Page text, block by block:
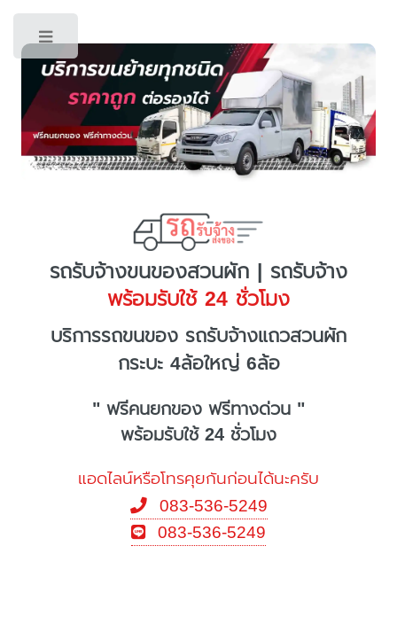
รถรับจ้างขนของสวนผัก | รถรับจ้าง
พร้อมรับใช้ 24 ชั่วโมง
บริการรถขนของ รถรับจ้างแถวสวนผัก
กระบะ 4ล้อใหญ่ 6ล้อ
" ฟรีคนยกของ ฟรีทางด่วน "
พร้อมรับใช้ 24 ชั่วโมง
แอดไลน์หรือโทรคุยกันก่อนได้นะครับ
083-536-5249
083-536-5249
Toggle